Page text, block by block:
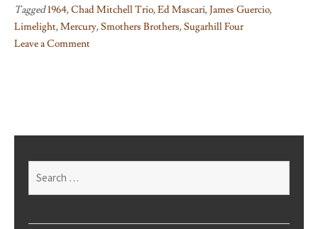
Tagged1964,Chad Mitchell Trio,Ed Mascari,James Guercio,
Limelight,Mercury,Smothers Brothers,Sugarhill Four
Leave a Comment
The
Sugarhill
Four
for: